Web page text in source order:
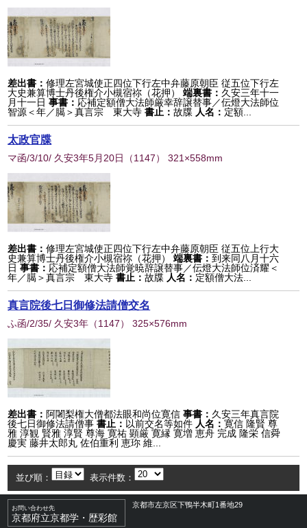
差出書：修理左宮城使正四位下行左中弁藤原朝臣 従五位下行左
大史兼算博士丹後権介小槻宿祢（花押）
端裏書： 久安三年十一
月十一日 事書： 応補定額僧大法師厳幸辞譲替事／伝燈大法師位
智源＜年／臈＞真言宗 東大寺書止：故牒 人名： 定額...
太政官牒
マ函/3/10/ 久安3年5月20日 （1147） 321×558mm
差出書：修理左宮城使正四位下行左中弁藤原朝臣 従五位上行大
史兼算博士丹後権介小槻宿祢（花押）
端裏書：到来同八月十六
日 事書： 応補定額僧大法師覚暁辞譲替事／伝燈大法師位済耀＜
年／臈＞真言宗 東大寺書止：故牒 人名： 定額僧大法...
真言院後七日御修法請僧交名
ふ函/2/35/ 久安3年 （1147） 325×576mm
差出書： 阿闍梨権大僧都法眼和尚位寛信 事書： 久安三年真言院
後七日御修法請僧事 書止： 以前交名等如件 人名：寛信 隆賢 尊
雅 淳観 賢雅 淳賢 尊海 寛祐 顕厳 寛縁 寛増 恵舟 完成 隆栄 信舜
慶実 藤井太郎丸 佐伯重利 恵珎 維...
並び順： 表示件数：
お問い合わせ先
京都府立京都学・歴彩館
京都市左京区下鴨半木町1番地29